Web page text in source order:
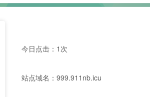
今日点击：1次
站点域名：999.911nb.icu